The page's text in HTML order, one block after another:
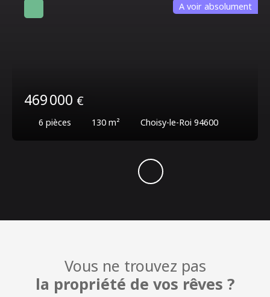
469 000 €
6 pièces 130 m² Choisy-le-Roi 94600
A voir absolument
Vous ne trouvez pas
la propriété de vos rêves ?